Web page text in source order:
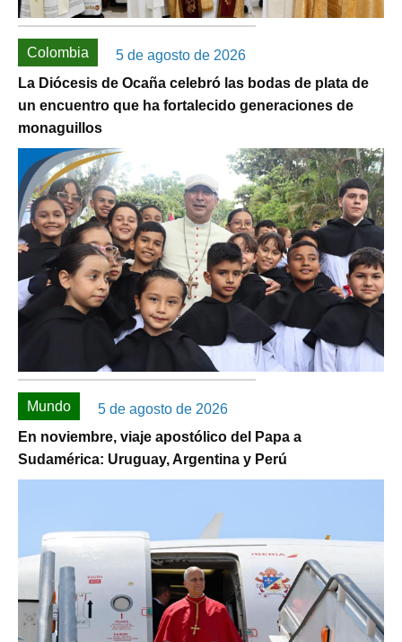
Colombia
5 de agosto de 2026
La Diócesis de Ocaña celebró las bodas de plata de
un encuentro que ha fortalecido generaciones de
monaguillos
Mundo
5 de agosto de 2026
En noviembre, viaje apostólico del Papa a
Sudamérica: Uruguay, Argentina y Perú